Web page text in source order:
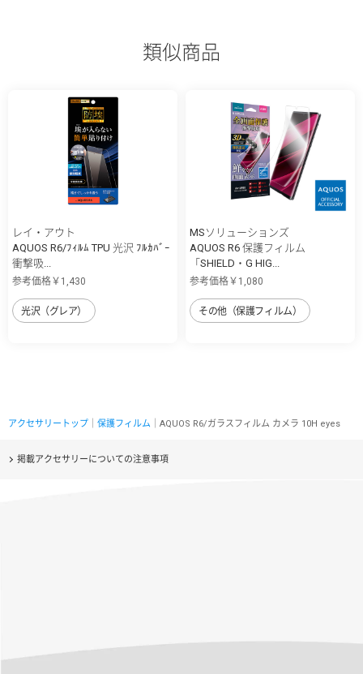
類似商品
レイ・アウト
AQUOS R6/ﾌｨﾙﾑ TPU 光沢 ﾌﾙｶﾊﾞｰ
衝撃吸...
参考価格￥1,430
光沢（グレア）
MSソリューションズ
AQUOS R6 保護フィルム
「SHIELD・G HIG...
参考価格￥1,080
その他（保護フィルム）
アクセサリートップ 保護フィルム ｜AQUOS R6/ガラスフィルム カメラ 10H eyes
掲載アクセサリーについての注意事項